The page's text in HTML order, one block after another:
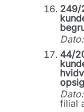
249/
44/
filial